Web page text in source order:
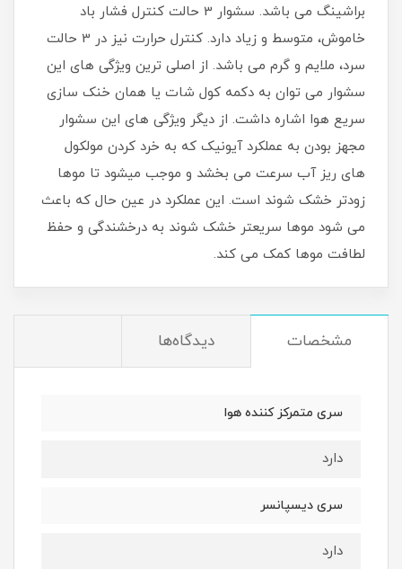
براشینگ می باشد. سشوار 3 حالت کنترل فشار باد
خاموش، متوسط و زیاد دارد. کنترل حرارت نیز در 3 حالت
سرد، ملایم و گرم می باشد. از اصلی ترین ویژگی های این
سشوار می توان به دکمه کول شات یا همان خنک سازی
سریع هوا اشاره داشت. از دیگر ویژگی های این سشوار
مجهز بودن به عملکرد آیونیک که به خرد کردن مولکول
های ریز آب سرعت می بخشد و موجب میشود تا موها
زودتر خشک شوند است. این عملکرد در عین حال که باعث
می شود موها سریعتر خشک شوند به درخشندگی و حفظ
لطافت موها کمک می کند.
مشخصات دیدگاه‌ها
سری متمرکز کننده هوا
دارد
سری دیسپانسر
دارد